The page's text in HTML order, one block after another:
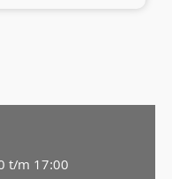
t/m 17:00